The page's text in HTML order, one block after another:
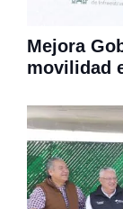
Mejora
movilidad